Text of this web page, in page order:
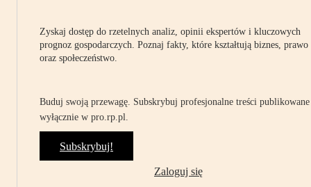
Zyskaj dostęp do rzetelnych analiz, opinii ekspertów i kluczowych
prognoz gospodarczych. Poznaj fakty, które kształtują biznes, prawo
oraz społeczeństwo.
Buduj swoją przewagę. Subskrybuj profesjonalne treści publikowane
wyłącznie w pro.rp.pl.
Subskrybuj!
Zaloguj się